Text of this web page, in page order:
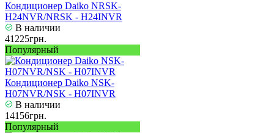
Кондиционер Daiko NRSK-
H24NVR/NRSK - H24INVR
В наличии
41225грн.
Популярный
Кондиционер Daiko NSK-
H07NVR/NSK - H07INVR
В наличии
14156грн.
Популярный